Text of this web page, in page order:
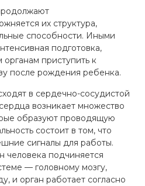
их структура,
способности. Иными
подготовка,
приступить к
после рождения ребенка.
в сердечно-сосудистой
возникает множество
образуют проводящую
состоит в том, что
сигналы для работы.
человека подчиняется
— головному мозгу,
и орган работает согласно